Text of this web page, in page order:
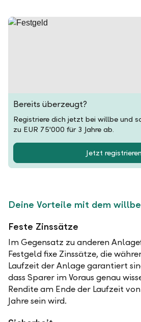
Bereits überzeugt?
Registriere dich jetzt bei willbe und
zu EUR 75'000 für 3 Jahre ab.
Jetzt registrieren
Deine Vorteile mit dem
Feste Zinssätze
Im Gegensatz zu anderen
Festgeld fixe Zinssätze, die
Laufzeit der Anlage garantiert
dass Sparer im Voraus genau
Rendite am Ende der Laufzeit
Jahre sein wird.